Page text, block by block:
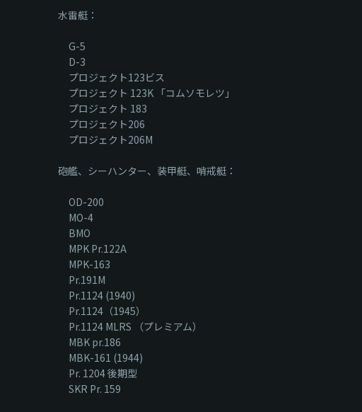
水雷艇：
G-5
D-3
プロジェクト123ビス
プロジェクト 123K 「コムソモレツ」
プロジェクト 183
プロジェクト206
プロジェクト206M
砲艦、シーハンター、装甲艇、哨戒艇：
OD-200
MO-4
BMO
MPK Pr.122A
MPK-163
Pr.191M
Pr.1124 (1940)
Pr.1124（1945）
Pr.1124 MLRS （プレミアム）
MBK pr.186
MBK-161 (1944)
Pr. 1204 後期型
SKR Pr. 159